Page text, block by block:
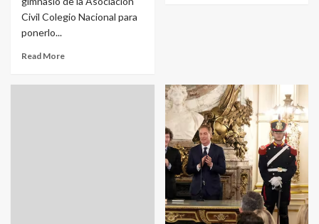
Civil Colegio Nacional para
ponerlo...
Read More